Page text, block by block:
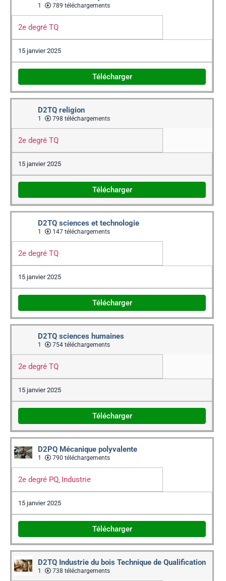
1 789 téléchargements
2e degré TQ
15 janvier 2025
Télécharger
D2TQ religion
1 798 téléchargements
2e degré TQ
15 janvier 2025
Télécharger
D2TQ sciences et technologie
1 147 téléchargements
2e degré TQ
15 janvier 2025
Télécharger
D2TQ sciences humaines
1 754 téléchargements
2e degré TQ
15 janvier 2025
Télécharger
D2PQ Mécanique polyvalente
1 790 téléchargements
2e degré PQ, Industrie
15 janvier 2025
Télécharger
D2TQ Industrie du bois Technique de Qualification
1 738 téléchargements